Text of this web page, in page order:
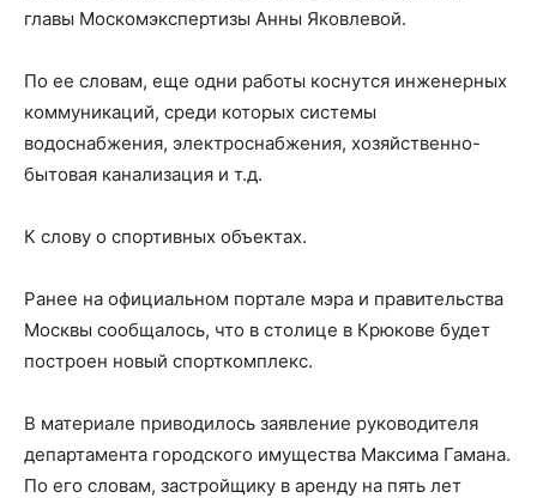
главы Москомэкспертизы Анны Яковлевой.
По ее словам, еще одни работы коснутся инженерных
коммуникаций, среди которых системы
водоснабжения, электроснабжения, хозяйственно-
бытовая канализация и т.д.
К слову о спортивных объектах.
Ранее на официальном портале мэра и правительства
Москвы сообщалось, что в столице в Крюкове будет
построен новый спорткомплекс.
В материале приводилось заявление руководителя
департамента городского имущества Максима Гамана.
По его словам, застройщику в аренду на пять лет